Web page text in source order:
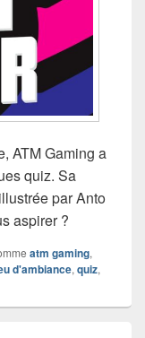
ATM Gaming a
quiz. Sa
par Anto
aspirer ?
atm gaming,
d'ambiance, quiz,